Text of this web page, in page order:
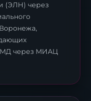
(ЭЛН) через
через МИАЦ